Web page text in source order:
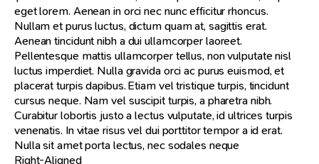
eget lorem. Aenean in orci nec nunc efficitur rhoncus.
Nullam et purus luctus, dictum quam at, sagittis erat.
Aenean tincidunt nibh a dui ullamcorper laoreet.
Pellentesque mattis ullamcorper tellus, non vulputate nisl
luctus imperdiet. Nulla gravida orci ac purus euismod, et
placerat turpis dapibus. Etiam vel tristique turpis, tincidunt
cursus neque. Nam vel suscipit turpis, a pharetra nibh.
Curabitur lobortis justo a lectus vulputate, id ultrices turpis
venenatis. In vitae risus vel dui porttitor tempor a id erat.
Nulla sit amet porta lectus, nec sodales neque
Right-Aligned